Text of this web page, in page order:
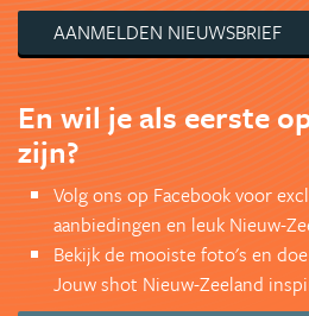
AANMELDEN NIEUWSBRIEF
En wil je als eerste
zijn?
Volg ons op Facebook voor
aanbiedingen en leuk Nieuw-
Bekijk de mooiste foto's en
Jouw shot Nieuw-Zeeland